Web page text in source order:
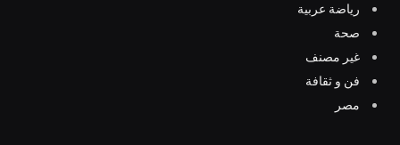
رياضة عربية
صحة
غير مصنف
فن و ثقافة
مصر